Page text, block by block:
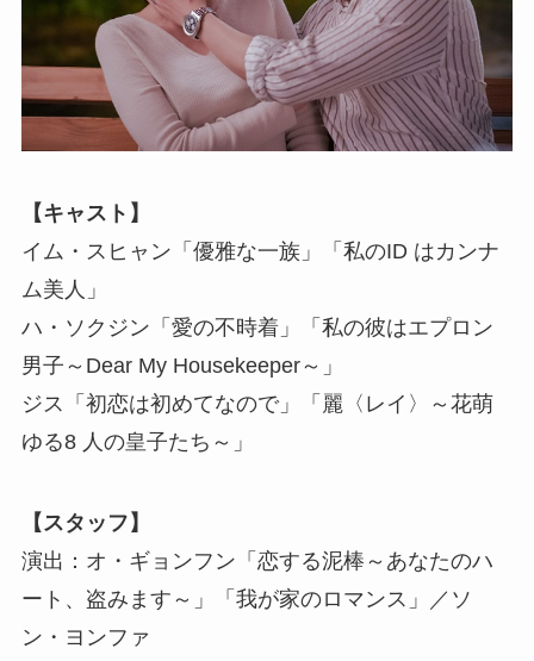
【キャスト】
イム・スヒャン「優雅な一族」「私のID はカンナ
ム美人」
ハ・ソクジン「愛の不時着」「私の彼はエプロン
男子～Dear My Housekeeper～」
ジス「初恋は初めてなので」「麗〈レイ〉～花萌
ゆる8 人の皇子たち～」
【スタッフ】
演出：オ・ギョンフン「恋する泥棒～あなたのハ
ート、盗みます～」「我が家のロマンス」／ソ
ン・ヨンファ